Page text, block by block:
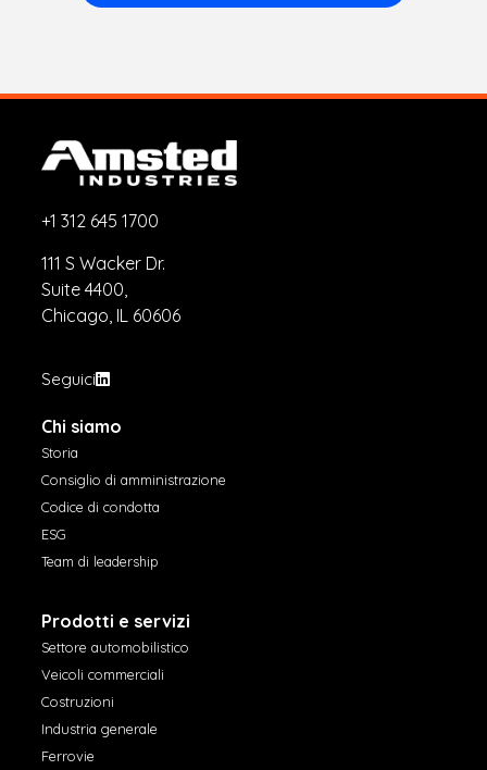
+1 312 645 1700
111 S Wacker Dr.
Suite 4400,
Chicago, IL 60606
Seguici
Chi siamo
Storia
Consiglio di amministrazione
Codice di condotta
ESG
Team di leadership
Prodotti e servizi
Settore automobilistico
Veicoli commerciali
Costruzioni
Industria generale
Ferrovie